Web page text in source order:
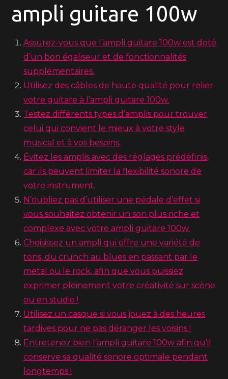
ampli guitare 100w
Assurez-vous que l’ampli guitare 100w est doté
d’un bon égaliseur et de fonctionnalités
supplémentaires.
Utilisez des câbles de haute qualité pour relier
votre guitare à l’ampli guitare 100w.
Testez différents types d’amplis pour trouver
celui qui convient le mieux à votre style
musical et à vos besoins.
Évitez les amplis avec des réglages prédéfinis,
car ils peuvent limiter la flexibilité sonore de
votre instrument.
N’oubliez pas d’utiliser une pédale d’effet si
vous souhaitez obtenir un son plus riche et
complexe avec votre ampli guitare 100w.
Choisissez un ampli qui offre une variété de
tons, du crunch au blues en passant par le
metal ou le rock, afin que vous puissiez
exprimer pleinement votre créativité sur scène
ou en studio !
Utilisez un casque si vous jouez à des heures
tardives pour ne pas déranger les voisins !
Entretenez bien l’ampli guitare 100w afin qu’il
conserve sa qualité sonore optimale pendant
longtemps !